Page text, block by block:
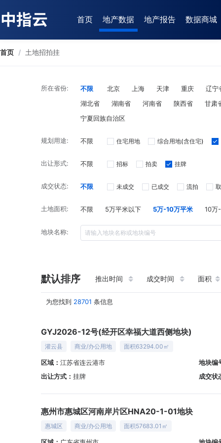
首页 地产数据 地产报告 数据商城
首页 / 土地招拍挂
所在省份: 不限 北京 上海 天津 重庆
辽宁
湖北省
湖南省 河南省 陕西省
甘肃
宁夏回族自治区
规划用途: 不限 住宅用地 综合用地(含住宅)
出让形式: 不限 招标 拍卖 挂牌
成交状态: 不限 未成交 已成交 流拍
土地面积: 不限 5万平米以下 5万-10万平米 10万
地块名称:
默认排序 推出时间 成交时间 面积
为您找到 28701 条信息
GYJ2026-12号(经开区幸福大道西侧地块)
灌云县 商业/办公用地 面积63294.00㎡
区域： 江苏省连云港市
地块编
出让方式： 挂牌 成交状
惠州市惠城区河南岸片区HNA20-1-01地块
惠城区 商业/办公用地 面积57683.01㎡